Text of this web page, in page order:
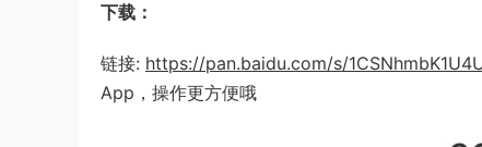
下载：
链接: https://pan.baidu.com/s/
App，操作更方便哦